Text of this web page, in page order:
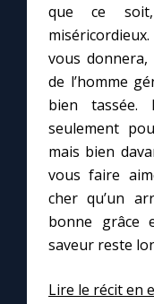
que ce soit,
vous
de l’homme
bien
seulement
mais bien
vous faire
cher qu’un
bonne grâce
saveur reste
Lire le récit en